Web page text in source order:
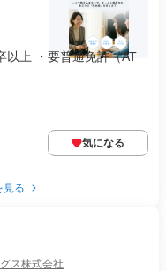
以上 ・要普通免許（AT
気になる
見る
ス株式会社